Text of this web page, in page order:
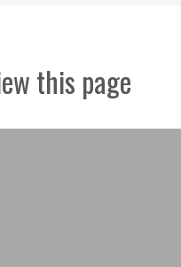
this page